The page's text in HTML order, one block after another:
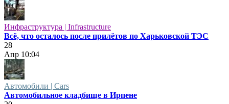
Инфраструктура | Infrastructure
Всё, что осталось после прилётов по Харьковской ТЭС
28
Апр 10:04
Автомобили | Cars
Автомобильное кладбище в Ирпене